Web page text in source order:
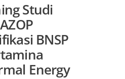
Studi
BNSP
Energy